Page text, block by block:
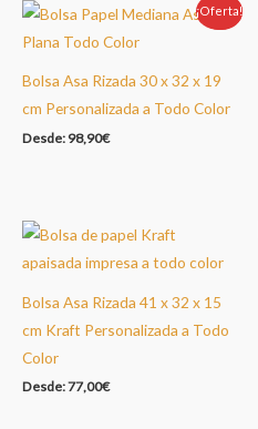
Oferta!
¡Oferta!
Bolsa Asa Rizada 30 x 32 x 19
cm Personalizada a Todo Color
Desde: 98,90€
Bolsa Asa Rizada 41 x 32 x 15
cm Kraft Personalizada a Todo
Color
Desde:77,00€